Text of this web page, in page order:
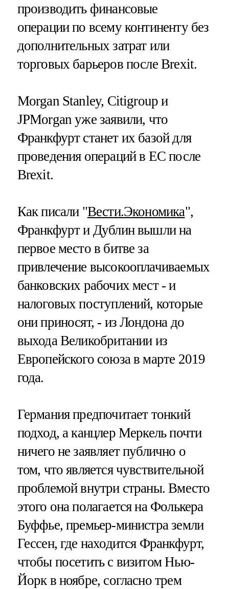
производить финансовые
операции по всему континенту без
дополнительных затрат или
торговых барьеров после Brexit.
Morgan Stanley, Citigroup и
JPMorgan уже заявили, что
Франкфурт станет их базой для
проведения операций в ЕС после
Brexit.
Как писали "Вести.Экономика",
Франкфурт и Дублин вышли на
первое место в битве за
привлечение высокооплачиваемых
банковских рабочих мест - и
налоговых поступлений, которые
они приносят, - из Лондона до
выхода Великобритании из
Европейского союза в марте 2019
года.
Германия предпочитает тонкий
подход, а канцлер Меркель почти
ничего не заявляет публично о
том, что является чувствительной
проблемой внутри страны. Вместо
этого она полагается на Фолькера
Буффье, премьер-министра земли
Гессен, где находится Франкфурт,
чтобы посетить с визитом Нью-
Йорк в ноябре, согласно трем